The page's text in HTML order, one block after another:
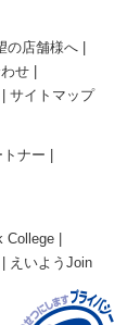
の店舗様へ
せ
サイトマップ
ナー
College
えいようJoin